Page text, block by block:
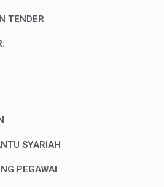
TENDER
SYARIAH
PEGAWAI